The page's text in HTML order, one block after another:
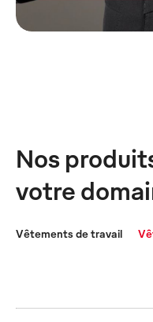
Nos
votre
Vêtements de travail